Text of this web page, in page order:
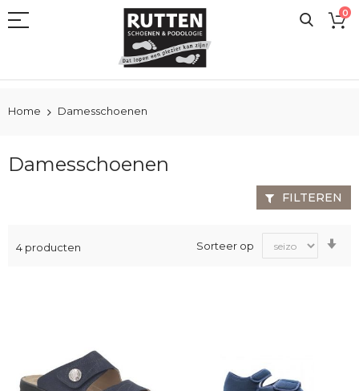
naar
0
Home Damesschoenen
Damesschoenen
4 producten Sorteer op
FILTEREN